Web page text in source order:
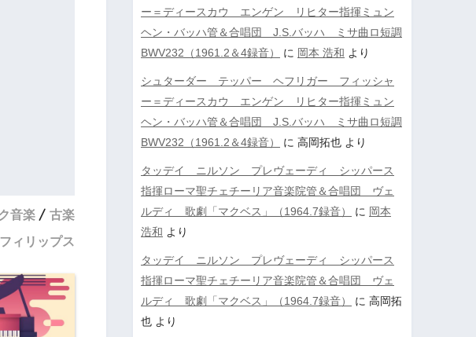
音楽
古楽
ィリップス
ー＝ディースカウ エンゲン リヒター指揮ミュン
ヘン・バッハ管＆合唱団 J.S.バッハ ミサ曲ロ短調
BWV232（1961.2＆4録音）
に 岡本 浩和 より
シュターダー テッパー ヘフリガー フィッシャ
ー＝ディースカウ エンゲン リヒター指揮ミュン
ヘン・バッハ管＆合唱団 J.S.バッハ ミサ曲ロ短調
BWV232（1961.2＆4録音）
に 高岡拓也 より
タッデイ ニルソン プレヴェーディ シッパース
指揮ローマ聖チェチーリア音楽院管＆合唱団 ヴェ
ルディ 歌劇「マクベス」（1964.7録音）
に 岡本
浩和 より
タッデイ ニルソン プレヴェーディ シッパース
指揮ローマ聖チェチーリア音楽院管＆合唱団 ヴェ
ルディ 歌劇「マクベス」（1964.7録音）
に 高岡拓
也 より